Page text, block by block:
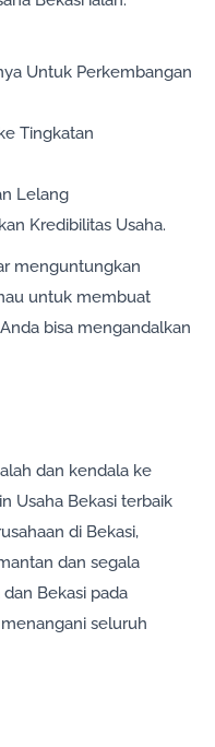
Untuk Perkembangan
Tingkatan
Lelang
Kredibilitas Usaha.
menguntungkan
untuk membuat
bisa mengandalkan
dan kendala ke
Usaha Bekasi terbaik
di Bekasi,
dan segala
Bekasi pada
seluruh